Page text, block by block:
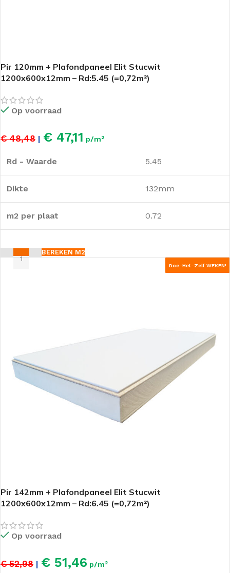
Pir 120mm + Plafondpaneel Elit Stucwit
1200x600x12mm – Rd:5.45 (=0,72m²)
Op voorraad
€ 48,48 | € 47,11 p/m²
Rd - Waarde 5.45
Dikte 132mm
m2 per plaat 0.72
BEREKEN M2
Doe-Het-Zelf WEKEN!
Pir 142mm + Plafondpaneel Elit Stucwit
1200x600x12mm – Rd:6.45 (=0,72m²)
Op voorraad
€ 52,98 | € 51,46 p/m²